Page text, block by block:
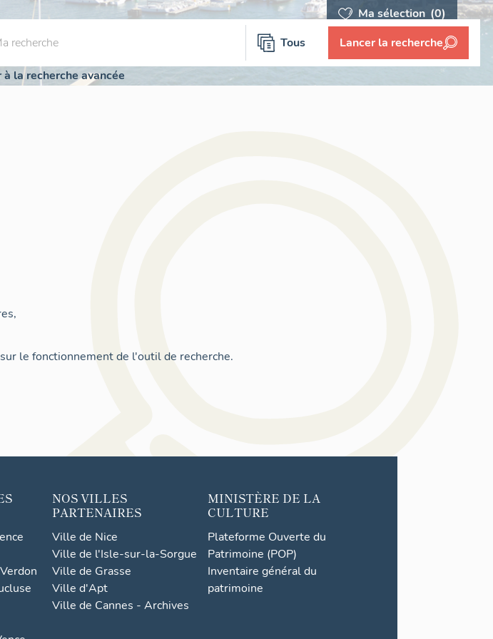
Ma sélection (0)
Tous Lancer la recherche
la recherche avancée
le fonctionnement de l'outil de recherche.
NOS VILLES
PARTENAIRES
Ville de Nice
Ville de l'Isle-sur-la-Sorgue
Ville de Grasse
Ville d'Apt
Ville de Cannes - Archives
MINISTÈRE DE LA
CULTURE
Plateforme Ouverte du
Patrimoine (POP)
Inventaire général du
patrimoine